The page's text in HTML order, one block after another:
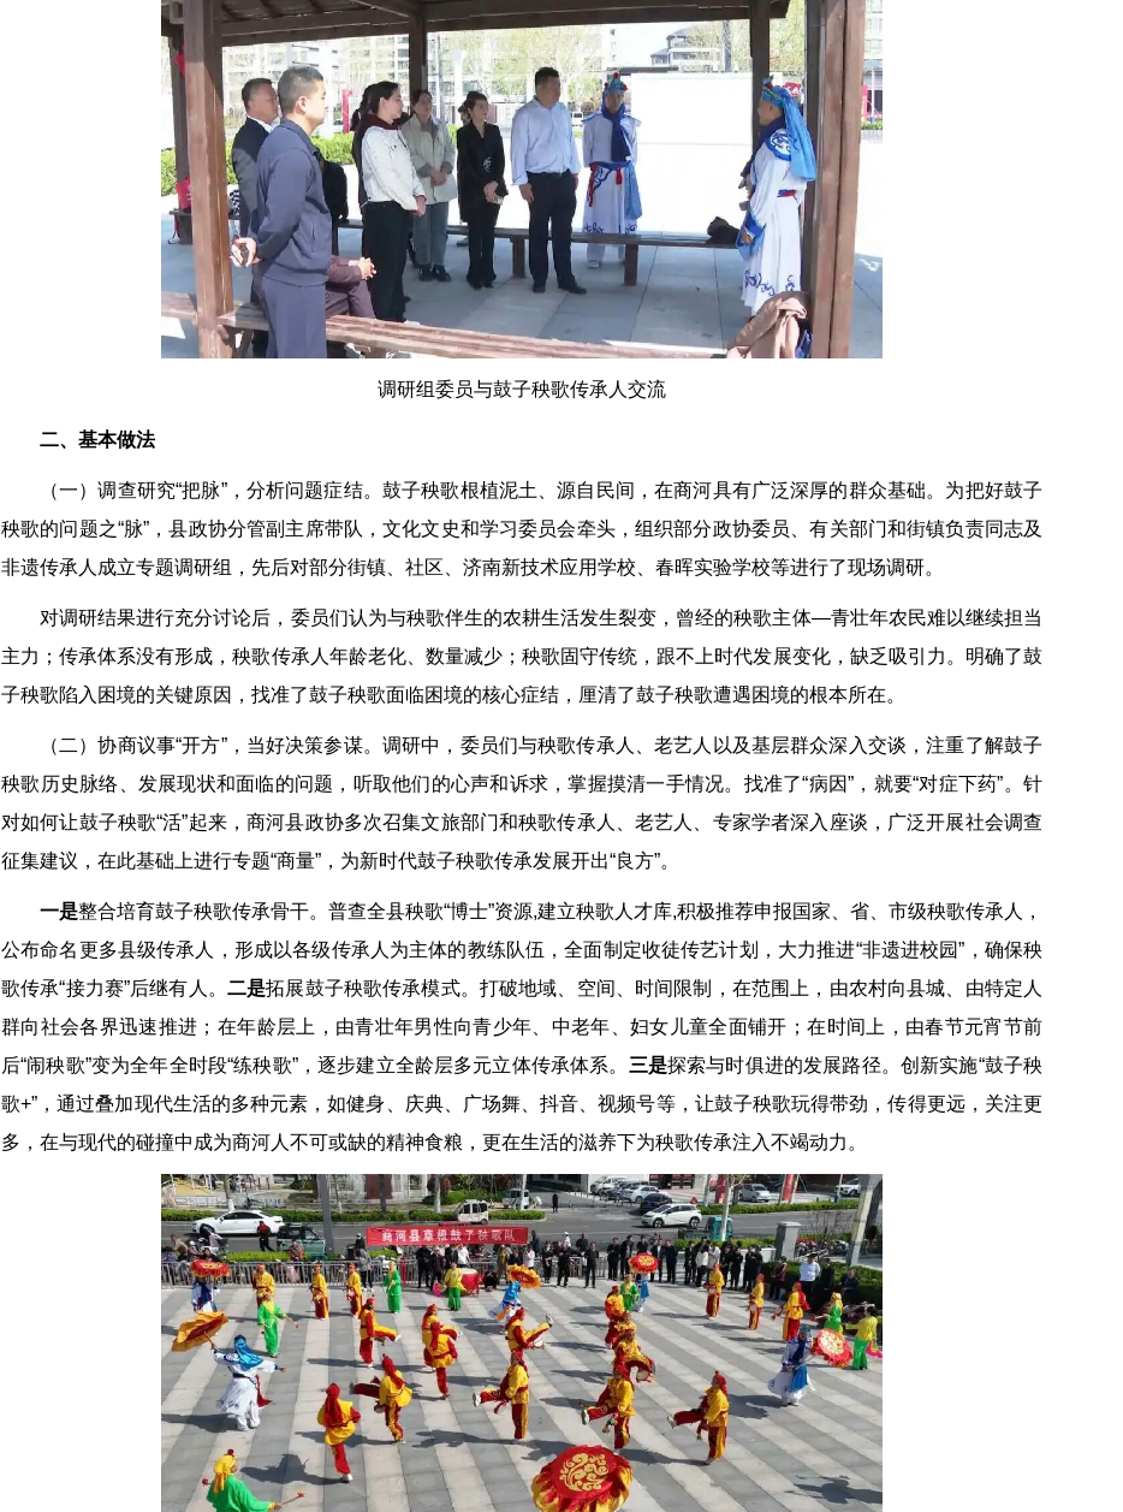
调研组委员与鼓子秧歌传承人交流
二、基本做法
（一）调查研究“把脉”，分析问题症结。鼓子秧歌根植泥土、源自民间，在商河具有广泛深厚的群众基础。为把好鼓子
秧歌的问题之“脉”，县政协分管副主席带队，文化文史和学习委员会牵头，组织部分政协委员、有关部门和街镇负责同志及
非遗传承人成立专题调研组，先后对部分街镇、社区、济南新技术应用学校、春晖实验学校等进行了现场调研。
对调研结果进行充分讨论后，委员们认为与秧歌伴生的农耕生活发生裂变，曾经的秧歌主体—青壮年农民难以继续担当
主力；传承体系没有形成，秧歌传承人年龄老化、数量减少；秧歌固守传统，跟不上时代发展变化，缺乏吸引力。明确了鼓
子秧歌陷入困境的关键原因，找准了鼓子秧歌面临困境的核心症结，厘清了鼓子秧歌遭遇困境的根本所在。
（二）协商议事“开方”，当好决策参谋。调研中，委员们与秧歌传承人、老艺人以及基层群众深入交谈，注重了解鼓子
秧歌历史脉络、发展现状和面临的问题，听取他们的心声和诉求，掌握摸清一手情况。找准了“病因”，就要“对症下药”。针
对如何让鼓子秧歌“活”起来，商河县政协多次召集文旅部门和秧歌传承人、老艺人、专家学者深入座谈，广泛开展社会调查
征集建议，在此基础上进行专题“商量”，为新时代鼓子秧歌传承发展开出“良方”。
一是整合培育鼓子秧歌传承骨干。普查全县秧歌“博士”资源,建立秧歌人才库,积极推荐申报国家、省、市级秧歌传承人，
公布命名更多县级传承人，形成以各级传承人为主体的教练队伍，全面制定收徒传艺计划，大力推进“非遗进校园”，确保秧
歌传承“接力赛”后继有人。 二是拓展鼓子秧歌传承模式。打破地域、空间、时间限制，在范围上，由农村向县城、由特定人
群向社会各界迅速推进；在年龄层上，由青壮年男性向青少年、中老年、妇女儿童全面铺开；在时间上，由春节元宵节前
后“闹秧歌”变为全年全时段“练秧歌”，逐步建立全龄层多元立体传承体系。 三是探索与时俱进的发展路径。创新实施“鼓子秧
歌+”，通过叠加现代生活的多种元素，如健身、庆典、广场舞、抖音、视频号等，让鼓子秧歌玩得带劲，传得更远，关注更
多，在与现代的碰撞中成为商河人不可或缺的精神食粮，更在生活的滋养下为秧歌传承注入不竭动力。